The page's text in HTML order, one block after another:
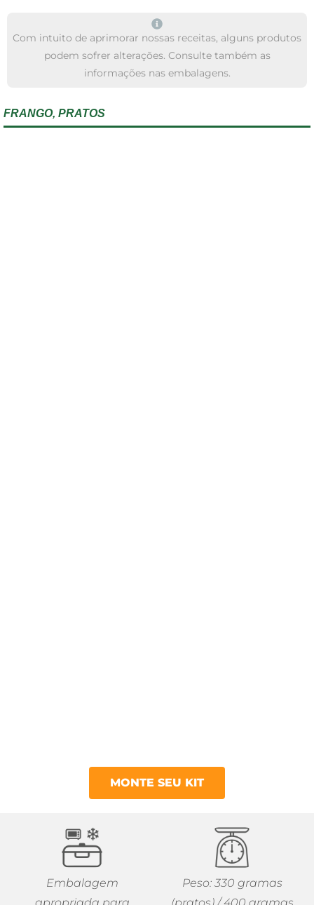
Com intuito de aprimorar nossas receitas, alguns produtos
podem sofrer alterações. Consulte também as
informações nas embalagens.
FRANGO, PRATOS
MONTE SEU KIT
Embalagem
Peso: 330 gramas